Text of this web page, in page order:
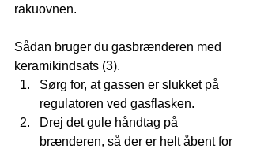
rakuovnen.
Sådan bruger du gasbrænderen med
keramikindsats (3).
Sørg for, at gassen er slukket på
regulatoren ved gasflasken.
Drej det gule håndtag på
brænderen, så der er helt åbent for